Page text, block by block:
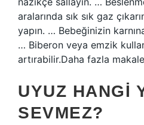
aralarında sık sık gaz
yapın. … Bebeğinizin
… Biberon veya emzik
artırabilir.Daha fazla
UYUZ HANGI
SEVMEZ?